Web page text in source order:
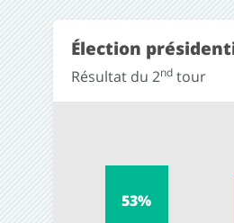
Élection
Résultat du 2nd tour
53%